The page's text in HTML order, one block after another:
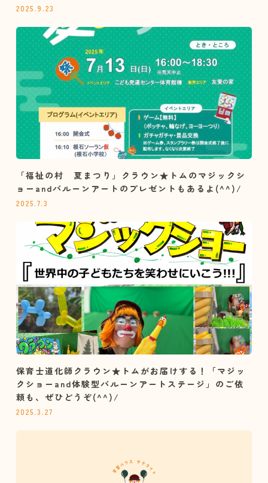
2025.9.23
「福祉の村 夏まつり」クラウン★トムのマジックシ
ョーandバルーンアートのプレゼントもあるよ(^^)/
2025.7.3
保育士道化師クラウン★トムがお届けする！「マジッ
クショーand体験型バルーンアートステージ」のご依
頼も、ぜひどうぞ(^^)/
2025.3.27